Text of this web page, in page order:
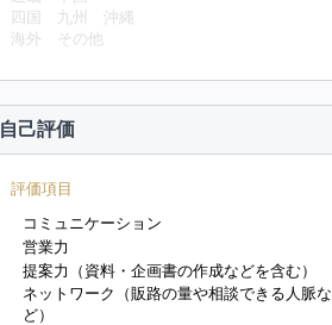
四国
九州
沖縄
海外
その他
自己評価
評価項目
コミュニケーション
営業力
提案力（資料・企画書の作成などを含む）
ネットワーク（販路の量や相談できる人脈な
ど）